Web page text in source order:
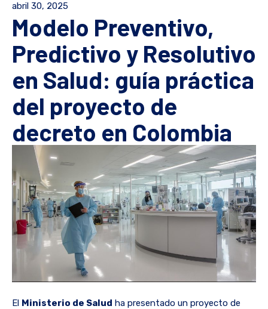
abril 30, 2025
Modelo Preventivo,
Predictivo y Resolutivo
en Salud: guía práctica
del proyecto de
decreto en Colombia
El Ministerio de Salud ha presentado un proyecto de